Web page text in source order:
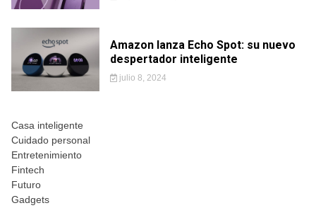
Amazon lanza Echo Spot: su nuevo
despertador inteligente
julio 8, 2024
Casa inteligente
Cuidado personal
Entretenimiento
Fintech
Futuro
Gadgets